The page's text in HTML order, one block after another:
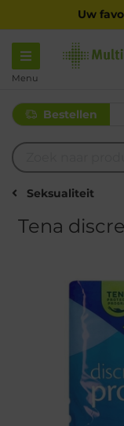
Uw
Menu
Bestellen
Seksualiteit
Tena